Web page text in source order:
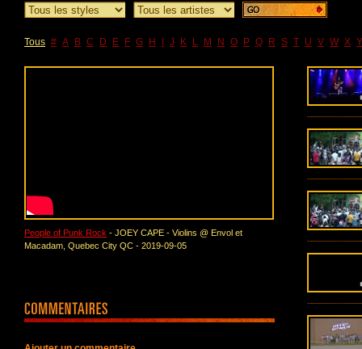
Tous # A B C D E F G H J K L M N O P Q R S T U V W X Y
People of Punk Rock - JOEY CAPE - Violins @ Envol et
Macadam, Quebec City QC - 2019-09-05